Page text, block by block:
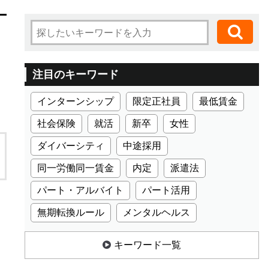
注目のキーワード
インターンシップ 限定正社員 最低賃金
社会保険 就活 新卒 女性
ダイバーシティ 中途採用
同一労働同一賃金 内定 派遣法
パート・アルバイト パート活用
無期転換ルール メンタルヘルス
キーワード一覧